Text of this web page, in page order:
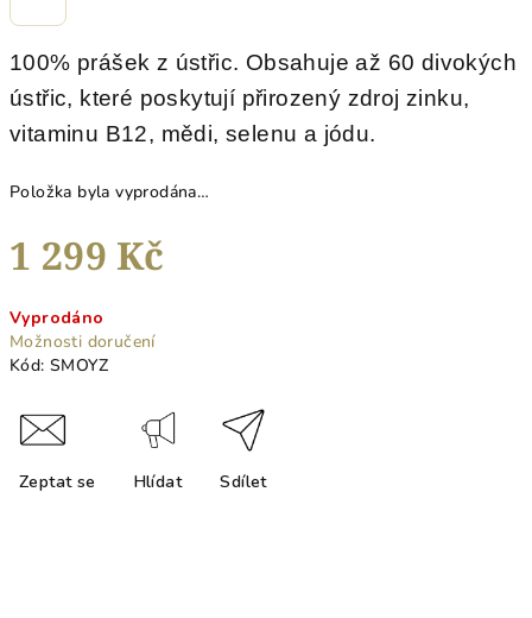
100% prášek z ústřic. Obsahuje až 60 divokých
ústřic, které poskytují přirozený zdroj zinku,
vitaminu B12, mědi, selenu a jódu.
Položka byla vyprodána…
1 299 Kč
cena:
Vyprodáno
Možnosti doručení
Kód: SMOYZ
Zeptat se Hlídat Sdílet